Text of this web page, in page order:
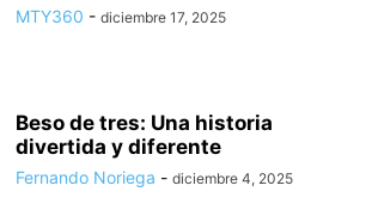
MTY360 - diciembre 17, 2025
Beso de tres: Una historia
divertida y diferente
Fernando Noriega - diciembre 4, 2025